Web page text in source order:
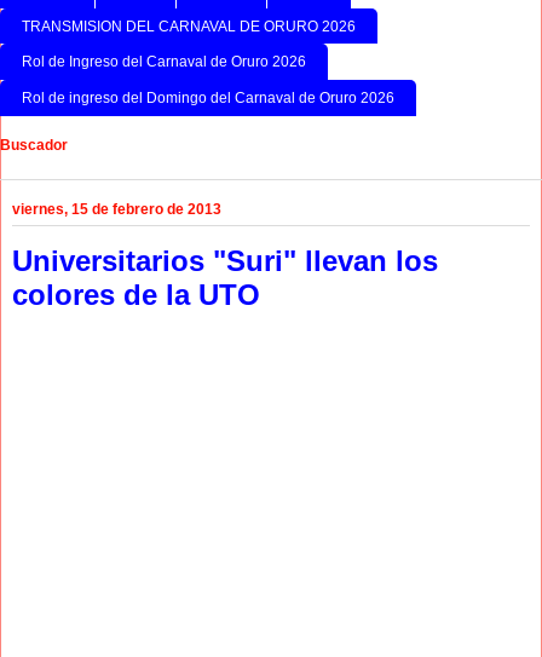
TRANSMISION DEL CARNAVAL DE ORURO 2026
Rol de Ingreso del Carnaval de Oruro 2026
Rol de ingreso del Domingo del Carnaval de Oruro 2026
Buscador
viernes, 15 de febrero de 2013
Universitarios "Suri" llevan los
colores de la UTO